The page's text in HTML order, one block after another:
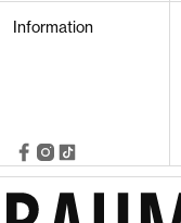
Information